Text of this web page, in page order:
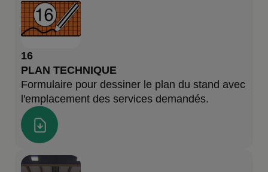
16
PLAN TECHNIQUE
Formulaire pour dessiner le plan du stand avec
l'emplacement des services demandés.